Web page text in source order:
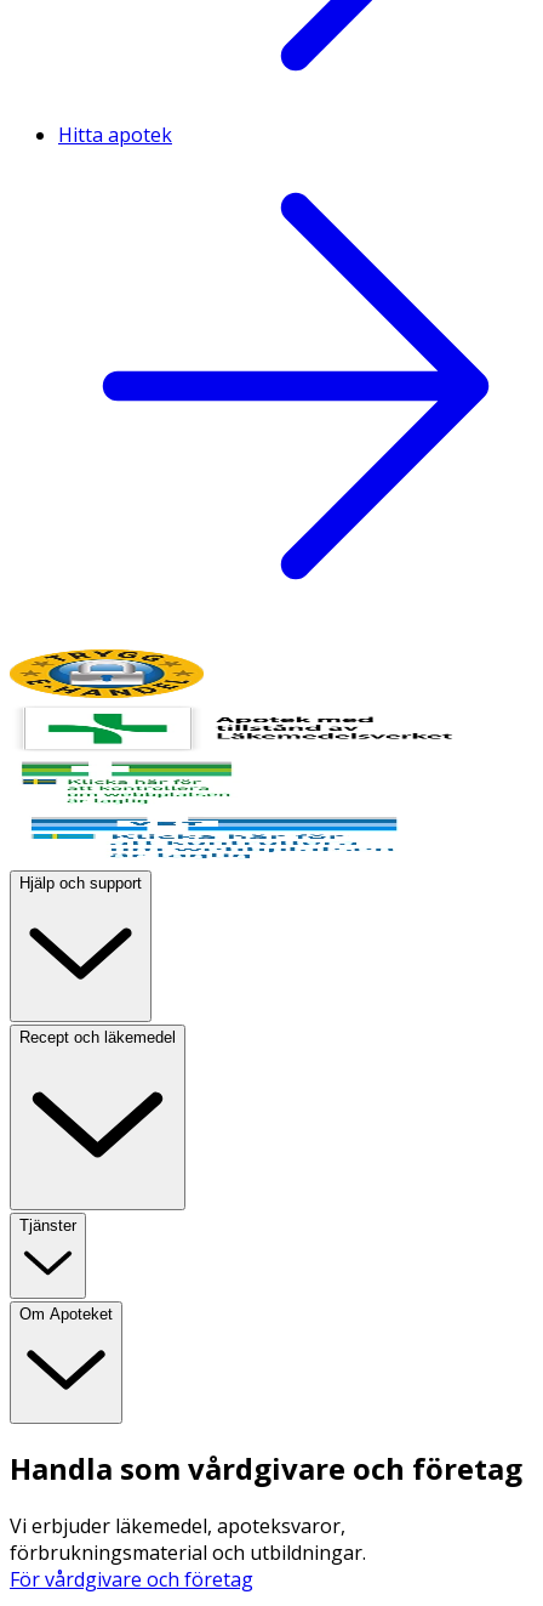
Hitta apotek
Hjälp och support
Recept och läkemedel
Tjänster
Om Apoteket
Handla som vårdgivare och företag
Vi erbjuder läkemedel, apoteksvaror,
förbrukningsmaterial och utbildningar.
För vårdgivare och företag